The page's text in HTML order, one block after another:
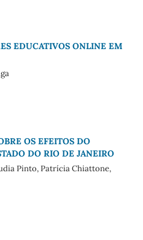
EDUCATIVOS ONLINE EM
OS EFEITOS DO
DO RIO DE JANEIRO
Pinto, Patrícia Chiattone,